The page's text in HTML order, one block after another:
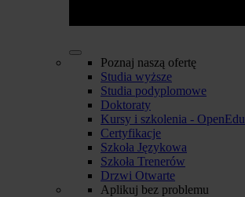
Poznaj naszą ofertę
Studia wyższe
Studia podyplomowe
Doktoraty
Kursy i szkolenia - OpenEdu
Certyfikacje
Szkoła Językowa
Szkoła Trenerów
Drzwi Otwarte
Aplikuj bez problemu